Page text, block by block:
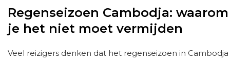
Regenseizoen Cambodja: waarom
je het niet moet vermijden
Veel reizigers denken dat het regenseizoen in Cambodja